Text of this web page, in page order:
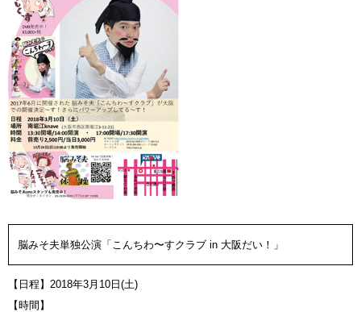
脳みそ夫単独公演「こんちわ〜すクラブ in 大阪だい！」
【日程】2018年3月10日(土)
【時間】